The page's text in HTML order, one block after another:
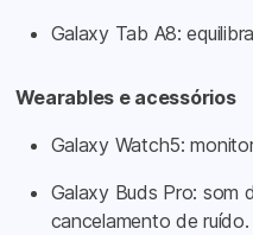
Galaxy Tab A8:
Wearables e acessórios
Galaxy Watch5:
Galaxy Buds Pro: som
cancelamento de ruído.